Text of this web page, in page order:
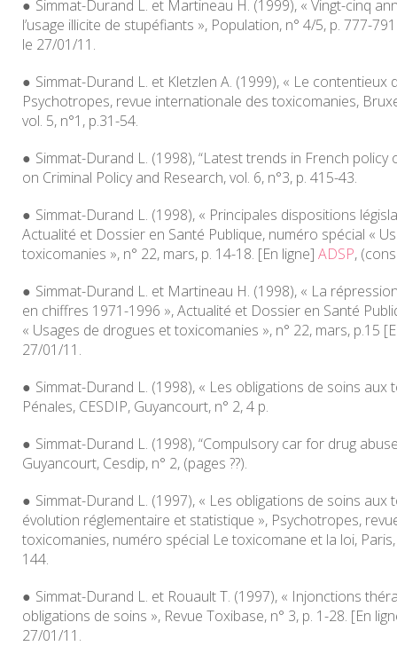
Simmat-Durand L. et Martineau H. (1999), « Vingt-cinq
l’usage illicite de stupéfiants », Population, n° 4/5, p. 777-
le 27/01/11.
Simmat-Durand L. et Kletzlen A. (1999), « Le contentieux
Psychotropes, revue internationale des toxicomanies,
vol. 5, n°1, p.31-54.
Simmat-Durand L. (1998), “Latest trends in French policy
on Criminal Policy and Research, vol. 6, n°3, p. 415-43.
Simmat-Durand L. (1998), « Principales dispositions
Actualité et Dossier en Santé Publique, numéro spécial «
toxicomanies », n° 22, mars, p. 14-18. [En ligne] ADSP,
Simmat-Durand L. et Martineau H. (1998), « La
en chiffres 1971-1996 »,Actualité et Dossier en Santé
« Usages de drogues et toxicomanies », n° 22, mars, p.15
27/01/11.
Simmat-Durand L. (1998), « Les obligations de soins aux
Pénales, CESDIP, Guyancourt, n° 2, 4 p.
Simmat-Durand L. (1998), “Compulsory car for drug
Guyancourt, Cesdip, n° 2, (pages ??).
Simmat-Durand L. (1997), « Les obligations de soins aux
évolution réglementaire et statistique », Psychotropes,
toxicomanies, numéro spécial Le toxicomane et la loi,
144.
Simmat-Durand L. et Rouault T. (1997), « Injonctions
obligations de soins », Revue Toxibase, n° 3, p. 1-28. [En
27/01/11.